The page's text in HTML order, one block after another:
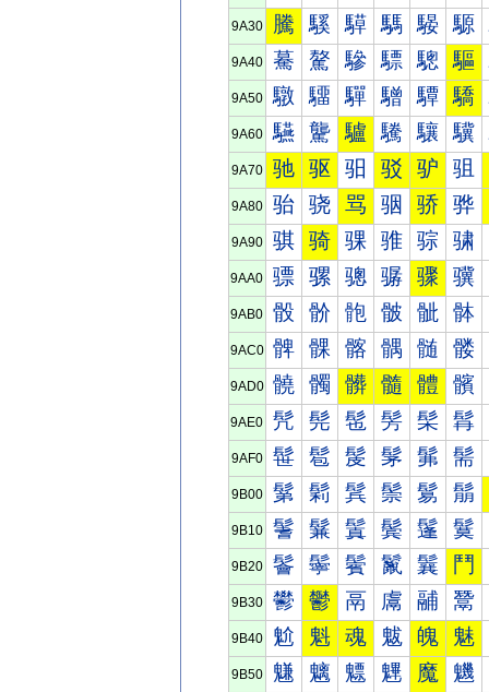
9A30 騰 騱 騲 騳 騴 騵
9A40 驀 驁 驂 驃 驄 驅
9A50 驐 驑 驒 驓 驔 驕
9A60 驠 驡 驢 驣 驤 驥
9A70 驰 驱 驲 驳 驴 驵
9A80 骀 骁 骂 骃 骄 骅
9A90 骐 骑 骒 骓 骔 骕
9AA0 骠 骡 骢 骣 骤 骥
9AB0 骰 骱 骲 骳 骴 骵
9AC0 髀 髁 髂 髃 髄 髅
9AD0 髐 髑 髒 髓 體 髕
9AE0 髠 髡 髢 髣 髤 髥
9AF0 髰 髱 髲 髳 髴 髵
9B00 鬀 鬁 鬂 鬃 鬄 鬅
9B10 鬐 鬑 鬒 鬓 鬔 鬕
9B20 鬠 鬡 鬢 鬣 鬤 鬥
9B30 鬰 鬱 鬲 鬳 鬴 鬵
9B40 魀 魁 魂 魃 魄 魅
9B50 魐 魑 魒 魓 魔 魕